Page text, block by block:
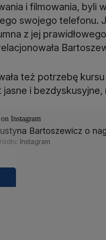
i filmowania, byli
swojego telefonu.
z jej
też potrzebę
jasne i
Instagram
Bartoszewicz o
Instagram